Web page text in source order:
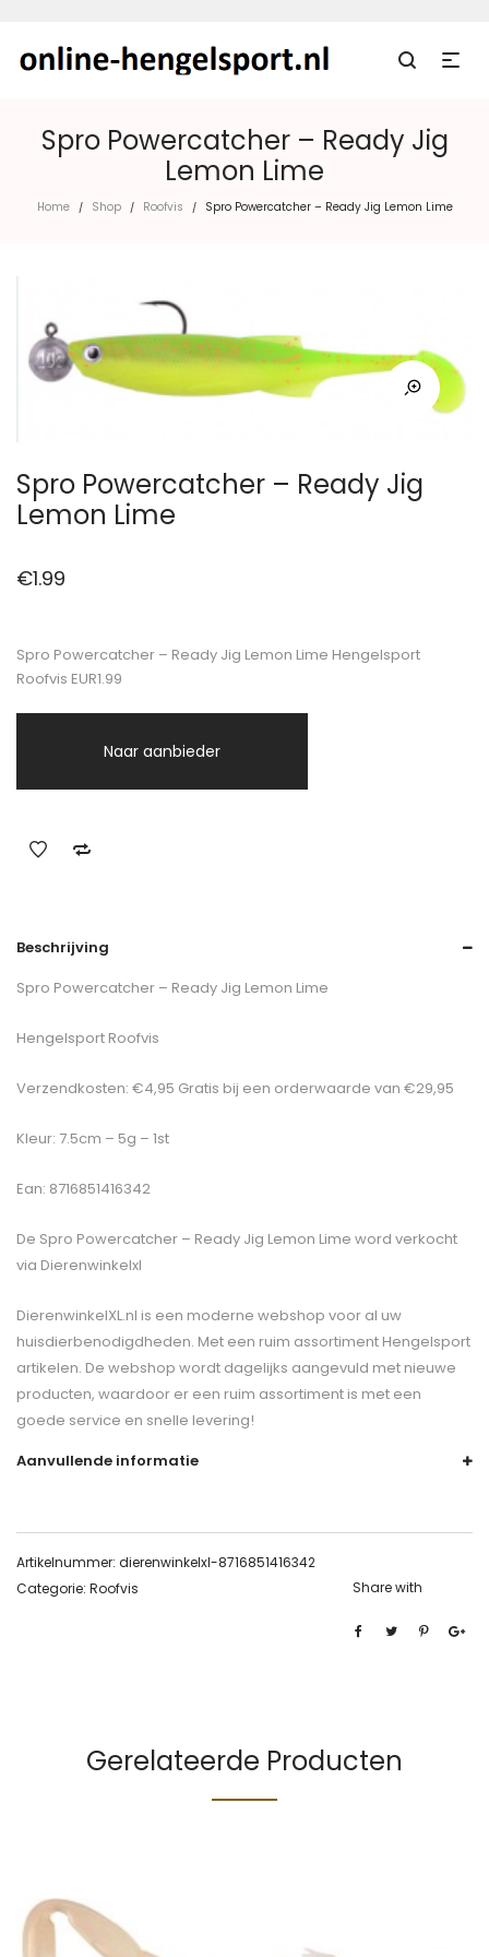
Spro Powercatcher – Ready Jig
Lemon Lime
Home / Shop / Roofvis / Spro Powercatcher – Ready Jig Lemon Lime
Spro Powercatcher – Ready Jig
Lemon Lime
€1.99
Spro Powercatcher – Ready Jig Lemon Lime Hengelsport
Roofvis EUR1.99
Naar aanbieder
Beschrijving
Spro Powercatcher – Ready Jig Lemon Lime
Hengelsport Roofvis
Verzendkosten: €4,95 Gratis bij een orderwaarde van €29,95
Kleur: 7.5cm – 5g – 1st
Ean: 8716851416342
De Spro Powercatcher – Ready Jig Lemon Lime word verkocht
via Dierenwinkelxl
DierenwinkelXL.nl is een moderne webshop voor al uw
huisdierbenodigdheden. Met een ruim assortiment Hengelsport
artikelen. De webshop wordt dagelijks aangevuld met nieuwe
producten, waardoor er een ruim assortiment is met een
goede service en snelle levering!
Aanvullende informatie
Artikelnummer: dierenwinkelxl-8716851416342
Categorie: Roofvis Share with
Gerelateerde Producten